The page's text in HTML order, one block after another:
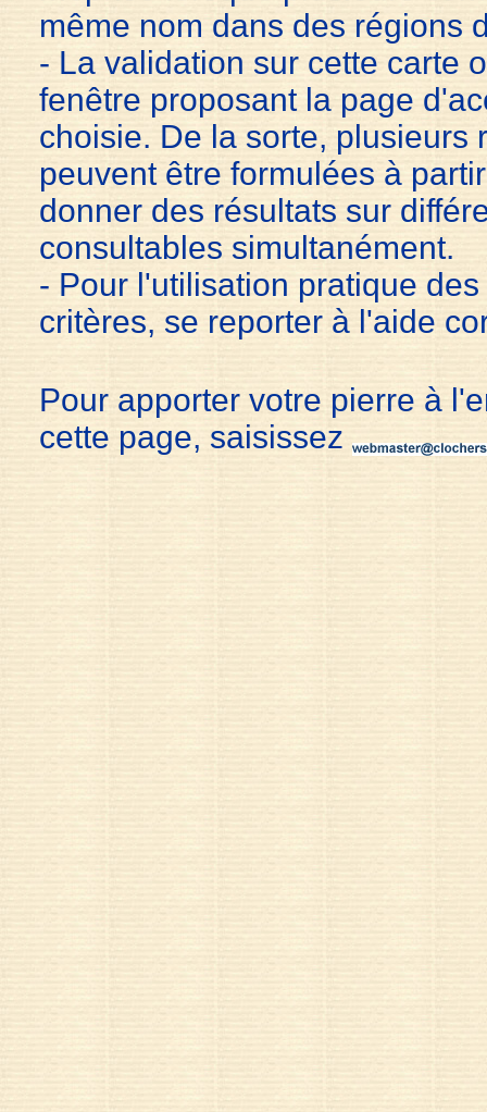
même nom dans des régions
- La validation sur cette carte
fenêtre proposant la page
choisie. De la sorte, plusieurs
peuvent être formulées à
donner des résultats sur
consultables simultanément.
- Pour l'utilisation pratique
critères, se reporter à l'aide
Pour apporter votre pierre à
cette page, saisissez